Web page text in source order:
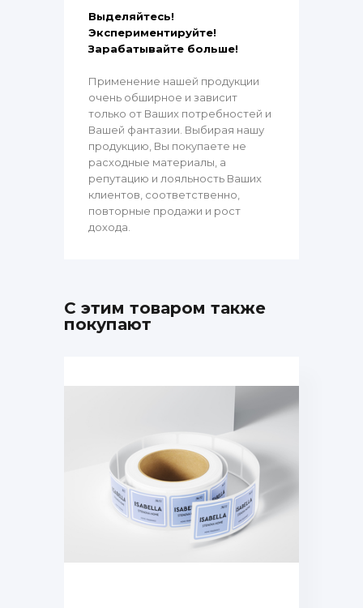
Выделяйтесь!
Экспериментируйте!
Зарабатывайте больше!
Применение нашей продукции
очень обширное и зависит
только от Ваших потребностей и
Вашей фантазии. Выбирая нашу
продукцию, Вы покупаете не
расходные материалы, а
репутацию и лояльность Ваших
клиентов, соответственно,
повторные продажи и рост
дохода.
С этим товаром также
покупают